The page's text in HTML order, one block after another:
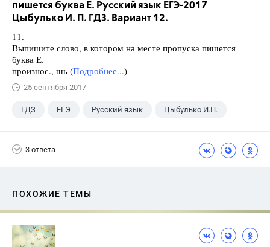
пишется буква Е. Русский язык ЕГЭ-2017
Цыбулько И. П. ГДЗ. Вариант 12.
11.
Выпишите слово, в котором на месте пропуска пишется
буква Е.
произнос., шь (Подробнее...)
25 сентября 2017
ГДЗ ЕГЭ Русский язык Цыбулько И.П.
3 ответа
ПОХОЖИЕ ТЕМЫ